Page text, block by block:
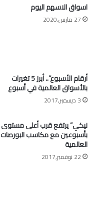
اسواق الاسهم اليوم
27 مارس,2020
أرقام الأسبوع”.. أبرز 5 تغيرات
بالأسواق العالمية في أسبوع
3 ديسمبر,2017
نيكي” يرتفع قرب أعلى مستوى
بأسبوعين مع مكاسب البورصات
العالمية
22 نوفمبر,2017